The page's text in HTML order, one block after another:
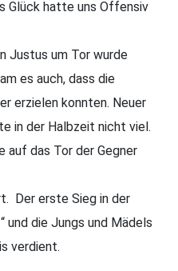
Glück hatte uns Offensiv
Justus um Tor wurde
es auch, dass die
erzielen konnten. Neuer
in der Halbzeit nicht viel.
auf das Tor der Gegner
Der erste Sieg in der
und die Jungs und Mädels
verdient.